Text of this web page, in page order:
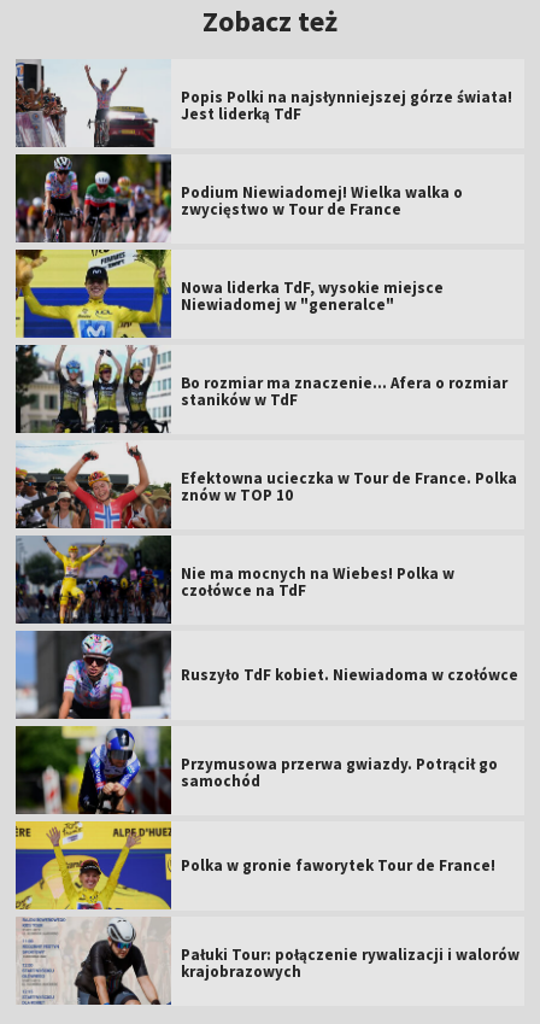
Zobacz też
Popis Polki na najsłynniejszej górze świata!
Jest liderką TdF
Podium Niewiadomej! Wielka walka o
zwycięstwo w Tour de France
Nowa liderka TdF, wysokie miejsce
Niewiadomej w "generalce"
Bo rozmiar ma znaczenie... Afera o rozmiar
staników w TdF
Efektowna ucieczka w Tour de France. Polka
znów w TOP 10
Nie ma mocnych na Wiebes! Polka w
czołówce na TdF
Ruszyło TdF kobiet. Niewiadoma w czołówce
Przymusowa przerwa gwiazdy. Potrącił go
samochód
Polka w gronie faworytek Tour de France!
Pałuki Tour: połączenie rywalizacji i walorów
krajobrazowych